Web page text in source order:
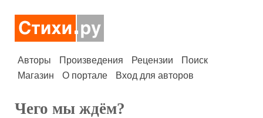
Авторы Произведения Рецензии
Поиск
Магазин
О портале Вход для авторов
Чего мы ждём?